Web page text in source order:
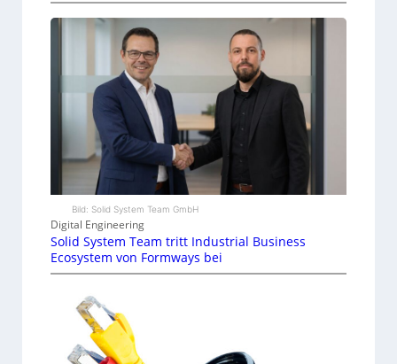
Bild: Solid System Team GmbH
Digital Engineering
Solid System Team tritt Industrial Business
Ecosystem von Formways bei